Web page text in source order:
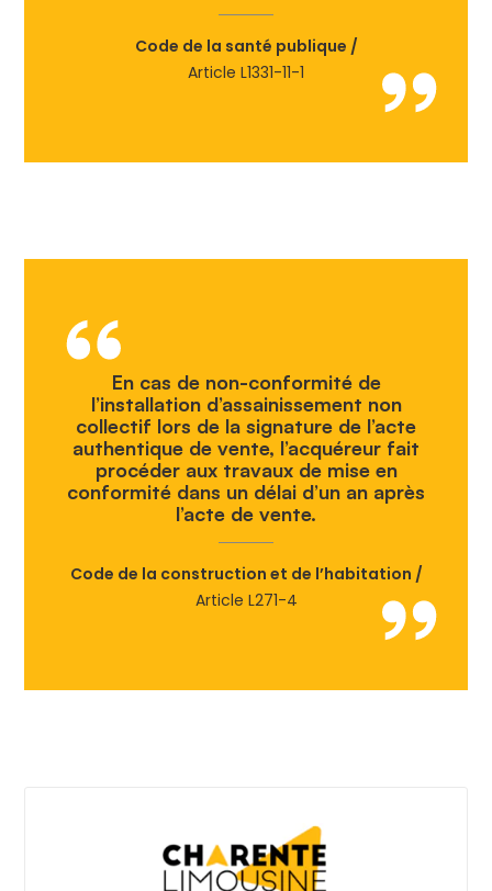
Code de la santé publique /
Article L1331-11-1
En cas de non-conformité de
l’installation d’assainissement non
collectif lors de la signature de l’acte
authentique de vente, l’acquéreur fait
procéder aux travaux de mise en
conformité dans un délai d’un an après
l’acte de vente.
Code de la construction et de l’habitation /
Article L271-4